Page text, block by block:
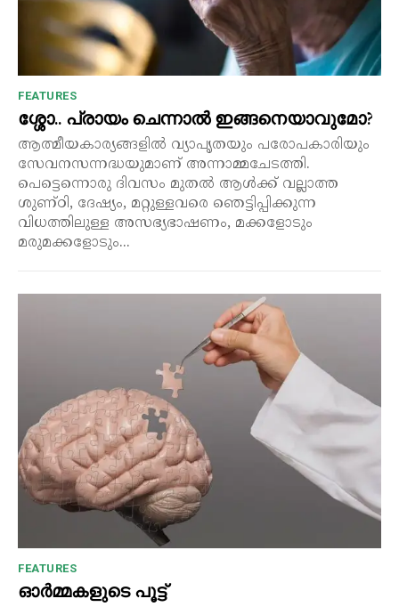
FEATURES
ശ്ശോ.. പ്രായം ചെന്നാൽ ഇങ്ങനെയാവുമോ?
ആത്മീയകാര്യങ്ങളിൽ വ്യാപൃതയും പരോപകാരിയും
സേവനസന്നദ്ധയുമാണ് അന്നാമ്മചേടത്തി.
പെട്ടെന്നൊരു ദിവസം മുതൽ ആൾക്ക് വല്ലാത്ത
ശുണ്ഠി, ദേഷ്യം, മറ്റുള്ളവരെ ഞെട്ടിപ്പിക്കുന്ന
വിധത്തിലുള്ള അസഭ്യഭാഷണം, മക്കളോടും
മരുമക്കളോടും...
FEATURES
ഓർമ്മകളുടെ പൂട്ട്